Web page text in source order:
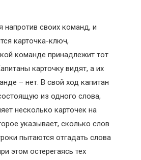
напротив своих команд, и
карточка-ключ,
команде принадлежит тот
карточку видят, а их
– нет. В свой ход капитан
из одного слова,
несколько карточек на
указывает, сколько слов
пытаются отгадать слова
этом остерегаясь тех